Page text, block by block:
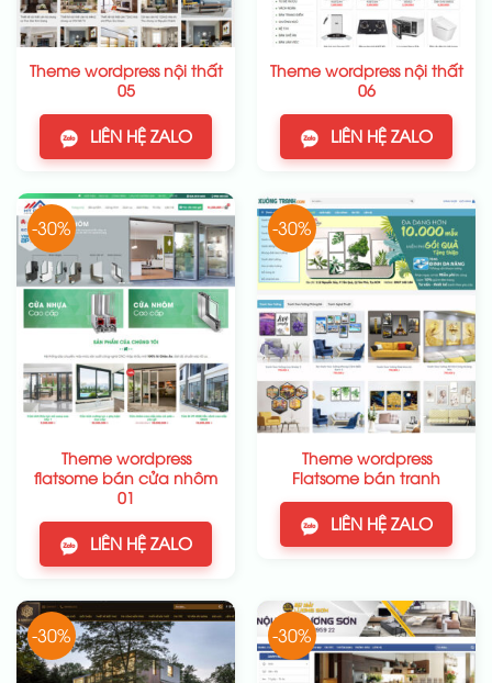
Theme wordpress nội thất
05
LIÊN HỆ ZALO
Theme wordpress nội thất
06
LIÊN HỆ ZALO
-30%
Theme wordpress
flatsome bán cửa nhôm
01
LIÊN HỆ ZALO
-30%
Theme wordpress
Flatsome bán tranh
LIÊN HỆ ZALO
-30% -30%